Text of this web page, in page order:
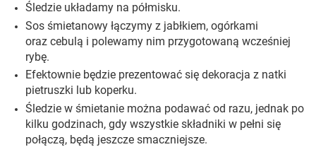
Śledzie układamy na półmisku.
Sos śmietanowy łączymy z jabłkiem, ogórkami
oraz cebulą i polewamy nim przygotowaną wcześniej
rybę.
Efektownie będzie prezentować się dekoracja z natki
pietruszki lub koperku.
Śledzie w śmietanie można podawać od razu, jednak po
kilku godzinach, gdy wszystkie składniki w pełni się
połączą, będą jeszcze smaczniejsze.